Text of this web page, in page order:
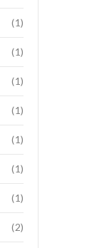
(1)
(1)
(1)
(1)
(1)
(1)
(1)
(2)